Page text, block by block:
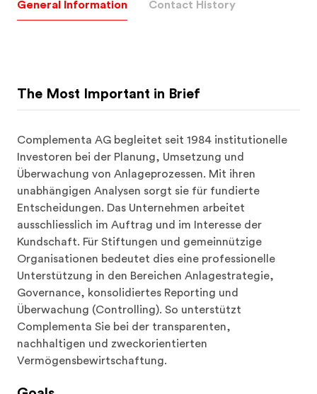
General Information Contact History
The Most Important in Brief
Complementa AG begleitet seit 1984 institutionelle
Investoren bei der Planung, Umsetzung und
Überwachung von Anlageprozessen. Mit ihren
unabhängigen Analysen sorgt sie für fundierte
Entscheidungen. Das Unternehmen arbeitet
ausschliesslich im Auftrag und im Interesse der
Kundschaft. Für Stiftungen und gemeinnützige
Organisationen bedeutet dies eine professionelle
Unterstützung in den Bereichen Anlagestrategie,
Governance, konsolidiertes Reporting und
Überwachung (Controlling). So unterstützt
Complementa Sie bei der transparenten,
nachhaltigen und zweckorientierten
Vermögensbewirtschaftung.